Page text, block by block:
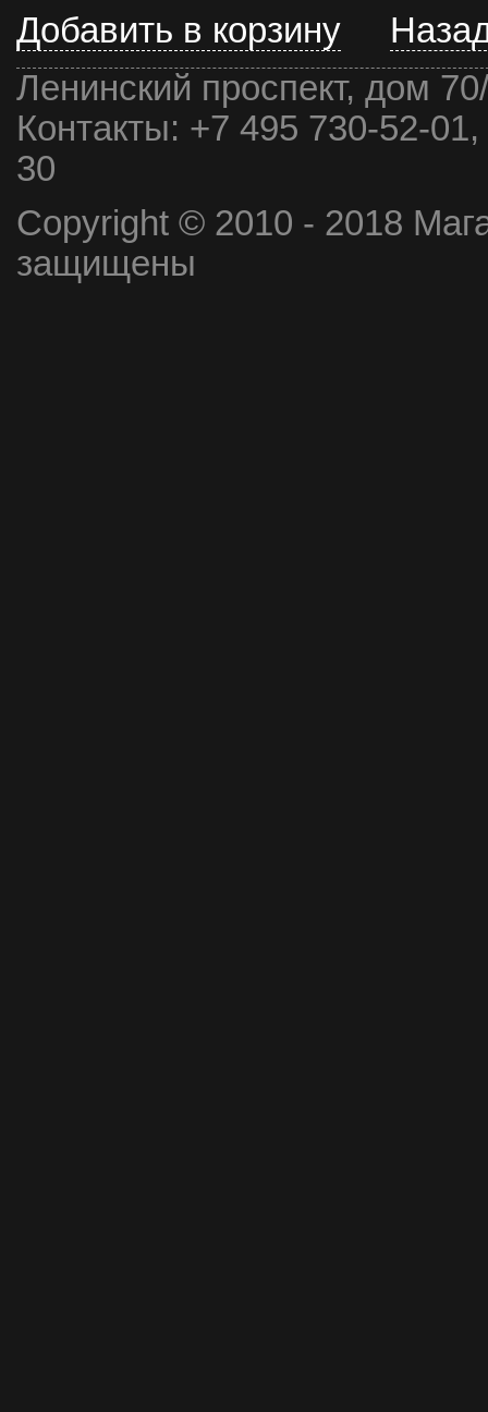
Добавить в корзину
Ленинский проспект, дом
Контакты: +7 495 730-52-
30
Copyright © 2010 - 2018
защищены